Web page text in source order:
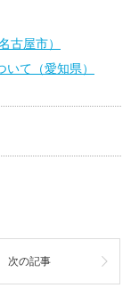
古屋市）
て（愛知県）
次の記事